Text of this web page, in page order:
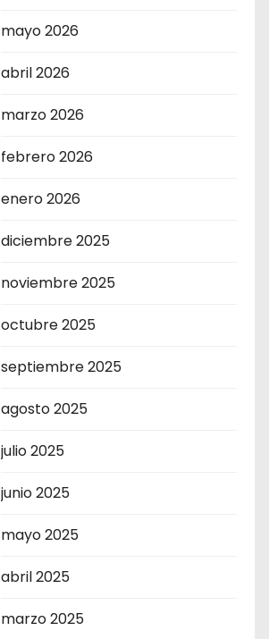
mayo 2026
abril 2026
marzo 2026
febrero 2026
enero 2026
diciembre 2025
noviembre 2025
octubre 2025
septiembre 2025
agosto 2025
julio 2025
junio 2025
mayo 2025
abril 2025
marzo 2025